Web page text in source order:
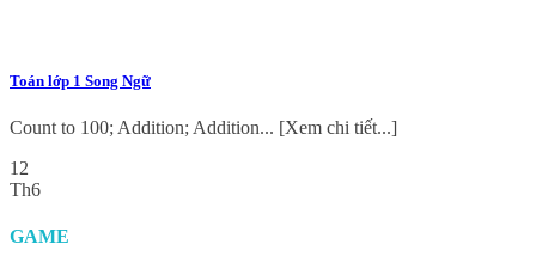
Toán lớp 1 Song Ngữ
Count to 100; Addition; Addition... [Xem chi tiết...]
12
Th6
GAME